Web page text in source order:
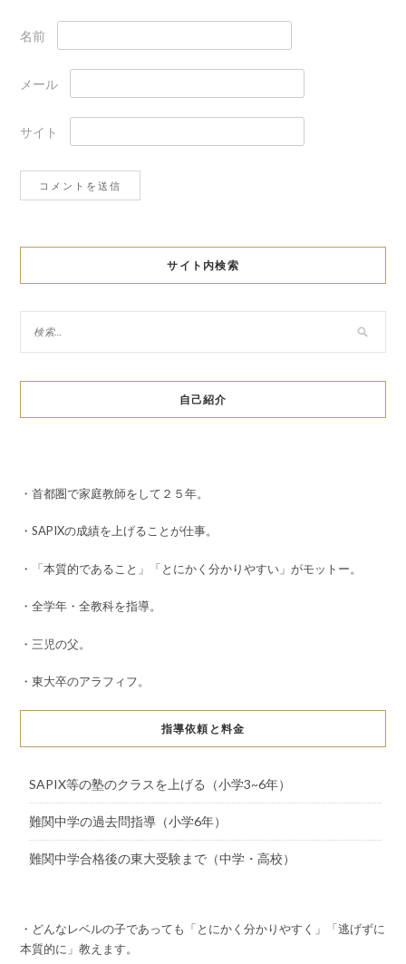
名前
メール
サイト
サイト内検索
自己紹介
・首都圏で家庭教師をして２５年。
・SAPIXの成績を上げることが仕事。
・「本質的であること」「とにかく分かりやすい」がモットー。
・全学年・全教科を指導。
・三児の父。
・東大卒のアラフィフ。
指導依頼と料金
SAPIX等の塾のクラスを上げる（小学3~6年）
難関中学の過去問指導（小学6年）
難関中学合格後の東大受験まで（中学・高校）
・どんなレベルの子であっても「とにかく分かりやすく」「逃げずに
本質的に」教えます。